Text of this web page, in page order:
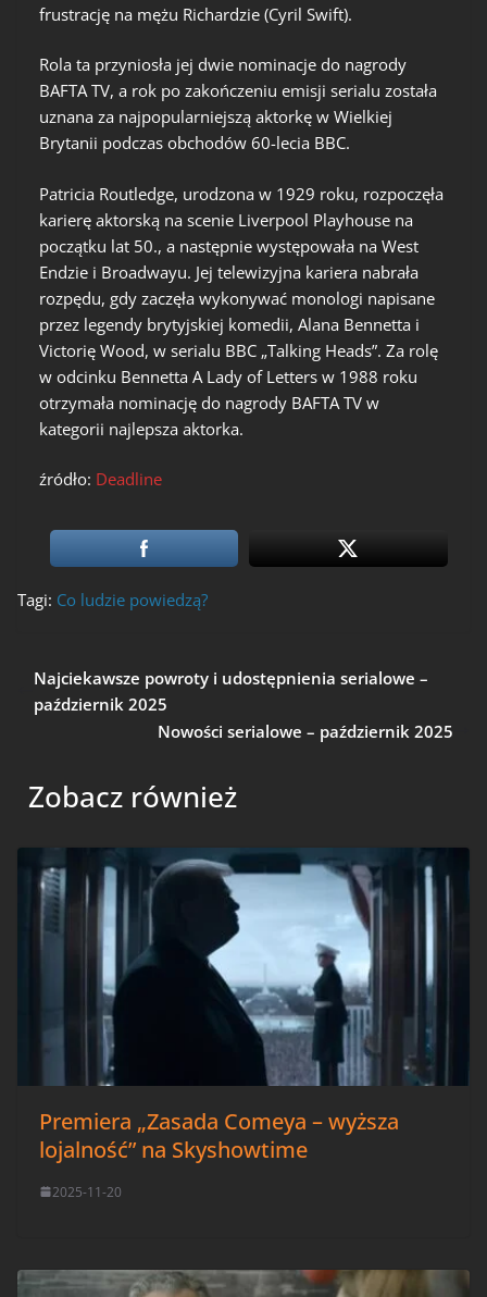
frustrację na mężu Richardzie (Cyril Swift).
Rola ta przyniosła jej dwie nominacje do nagrody
BAFTA TV, a rok po zakończeniu emisji serialu została
uznana za najpopularniejszą aktorkę w Wielkiej
Brytanii podczas obchodów 60-lecia BBC.
Patricia Routledge, urodzona w 1929 roku, rozpoczęła
karierę aktorską na scenie Liverpool Playhouse na
początku lat 50., a następnie występowała na West
Endzie i Broadwayu. Jej telewizyjna kariera nabrała
rozpędu, gdy zaczęła wykonywać monologi napisane
przez legendy brytyjskiej komedii, Alana Bennetta i
Victorię Wood, w serialu BBC „Talking Heads”. Za rolę
w odcinku Bennetta A Lady of Letters w 1988 roku
otrzymała nominację do nagrody BAFTA TV w
kategorii najlepsza aktorka.
źródło: Deadline
Tagi: Co ludzie powiedzą?
Najciekawsze powroty i udostępnienia serialowe –
październik 2025
Nowości serialowe – październik 2025
Zobacz również
Premiera „Zasada Comeya – wyższa
lojalność” na Skyshowtime
2025-11-20